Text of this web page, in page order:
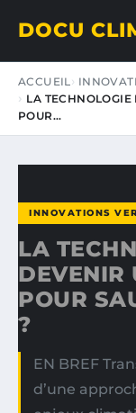
DOCU
ACCUEIL
LA TECHNOLOGIE
POUR…
INNOVATIONS
LA
DEVENIR
POUR
?
EN BREF
d’une